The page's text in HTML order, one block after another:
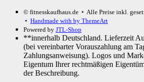
© fitnesskaufhaus.de • Alle Preise inkl.
• Handmade with by ThemeArt
Powered by JTL-Shop
**innerhalb Deutschland. Lieferzeit
(bei vereinbarter Vorauszahlung am
Zahlungsanweisung). Logos und
Eigentum Ihrer rechtmäßigen
der Beschreibung.